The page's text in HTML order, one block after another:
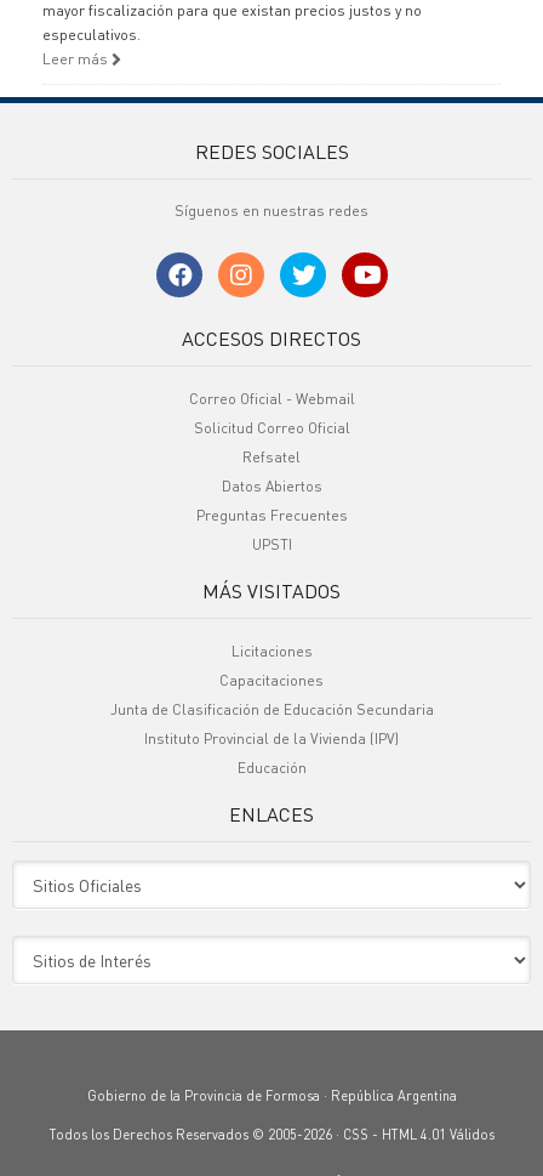
mayor fiscalización para que existan precios justos y no
especulativos.
Leer más
REDES SOCIALES
Síguenos en nuestras redes
ACCESOS DIRECTOS
Correo Oficial - Webmail
Solicitud Correo Oficial
Refsatel
Datos Abiertos
Preguntas Frecuentes
UPSTI
MÁS VISITADOS
Licitaciones
Capacitaciones
Junta de Clasificación de Educación Secundaria
Instituto Provincial de la Vivienda (IPV)
Educación
ENLACES
Gobierno de la Provincia de Formosa · República Argentina
Todos los Derechos Reservados © 2005-2026 · CSS - HTML 4.01 Válidos